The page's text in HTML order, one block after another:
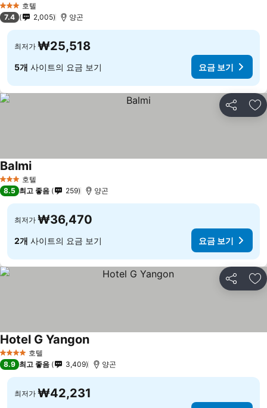
3 성급 호텔
7.4 2,005 양곤
최저가 ₩25,518
5개 사이트의 요금 보기 요금 보기
공유 즐
3 성급 호텔
Balmi
8.5 최고 좋음 259 양곤
최저가 ₩36,470
2개 사이트의 요금 보기 요금 보기
공유 즐
4 성급 호텔
Hotel G Yangon
8.9 최고 좋음 3,409 양곤
최저가 ₩42,231